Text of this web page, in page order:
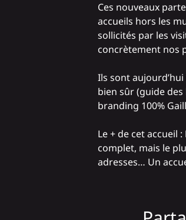
Ces nouveaux
accueils hors les
sollicités par les
concrètement nos
Ils sont
bien sûr (guide
branding 100%
Le + de cet accueil
complet, mais le
adresses… Un